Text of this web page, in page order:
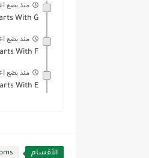
منذ بضع
With G
منذ بضع
With F
منذ بضع
With E
الأقسام